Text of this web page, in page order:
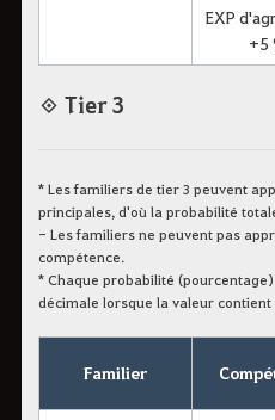
EXP
+5
◈ Tier 3
* Les familiers de tier 3 peuvent
principales, d'où la probabilité
- Les familiers ne peuvent pas
compétence.
* Chaque probabilité
décimale lorsque la valeur
Familier